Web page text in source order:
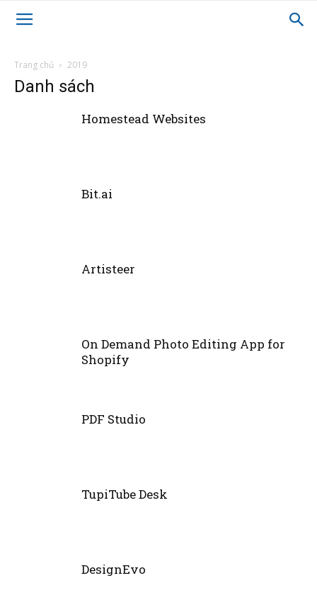
Trang chủ 2019
Danh sách
Homestead Websites
Bit.ai
Artisteer
On Demand Photo Editing App for
Shopify
PDF Studio
TupiTube Desk
DesignEvo